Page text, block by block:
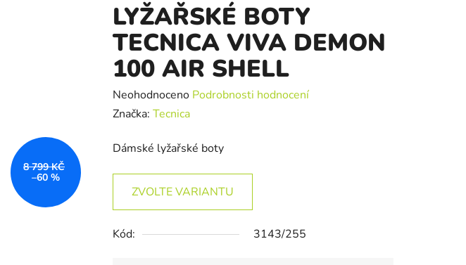
LYŽAŘSKÉ BOTY
TECNICA VIVA DEMON
100 AIR SHELL
Průměrné hodnocení produktu je 0,0 z 5 hvězdiček.
Neohodnoceno Podrobnosti hodnocení
Značka: Tecnica
Dámské lyžařské boty
ZVOLTE VARIANTU
Kód: 3143/255
8 799 KČ
–60 %